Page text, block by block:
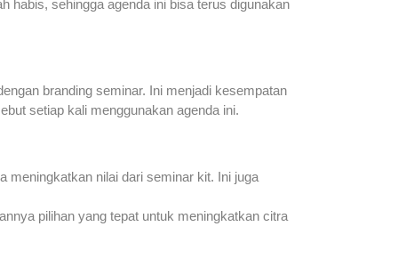
habis, sehingga agenda ini bisa terus digunakan
branding seminar. Ini menjadi kesempatan
setiap kali menggunakan agenda ini.
meningkatkan nilai dari seminar kit. Ini juga
pilihan yang tepat untuk meningkatkan citra